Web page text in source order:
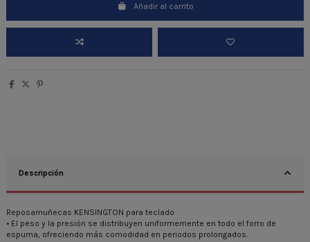
Añadir al carrito
Descripción
Reposamuñecas KENSINGTON para teclado
• El peso y la presión se distribuyen uniformemente en todo el forro de
espuma, ofreciendo más comodidad en periodos prolongados.